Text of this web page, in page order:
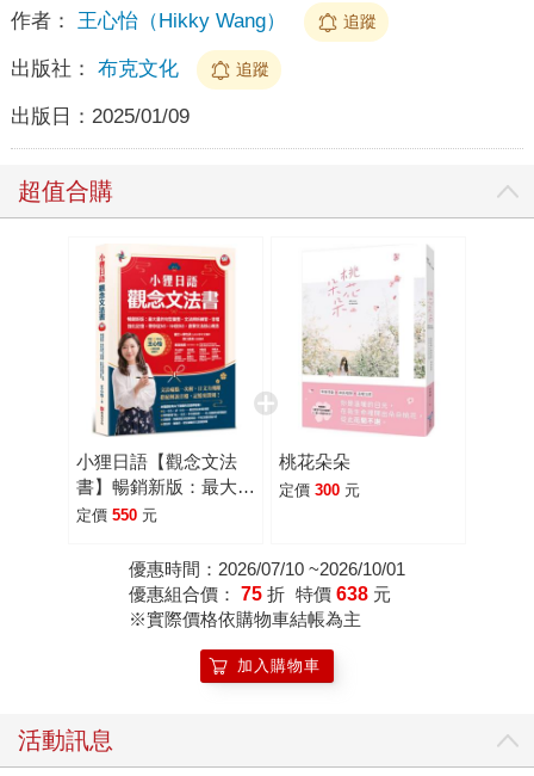
作者： 王心怡（Hikky Wang） 追蹤
出版社： 布克文化 追蹤
出版日： 2025/01/09
超值合購
小狸日語【觀念文法
書】暢銷新版：最大量
的句型彙整、文法辨析
帶你從N5、N4到N3，
直擊文法核心概念
定價 550 元
桃花朵朵
定價 300 元
優惠時間：2026/07/10 ~2026/10/01
優惠組合價： 75 折 特價 638 元
※實際價格依購物車結帳為主
加入購物車
活動訊息